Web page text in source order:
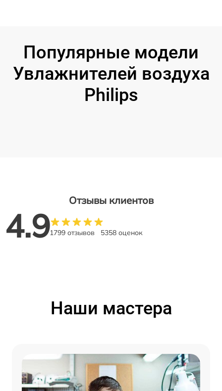
Популярные модели
Увлажнителей воздуха
Philips
Отзывы клиентов
4.91799 отзывов 5358 оценок
Наши мастера